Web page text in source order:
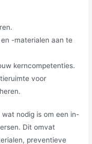
-materialen aan te
kerncompetenties.
voor
nodig is om een in-
Dit omvat
preventieve